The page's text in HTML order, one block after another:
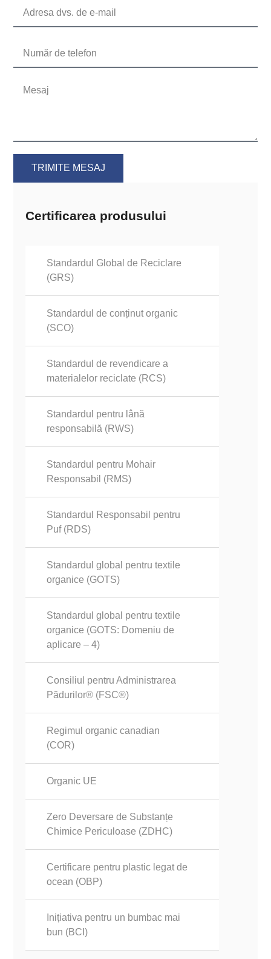
Certificarea produsului
Standardul Global de Reciclare
(GRS)
Standardul de conținut organic
(SCO)
Standardul de revendicare a
materialelor reciclate (RCS)
Standardul pentru lână
responsabilă (RWS)
Standardul pentru Mohair
Responsabil (RMS)
Standardul Responsabil pentru
Puf (RDS)
Standardul global pentru textile
organice (GOTS)
Standardul global pentru textile
organice (GOTS: Domeniu de
aplicare – 4)
Consiliul pentru Administrarea
Pădurilor® (FSC®)
Regimul organic canadian
(COR)
Organic UE
Zero Deversare de Substanțe
Chimice Periculoase (ZDHC)
Certificare pentru plastic legat de
ocean (OBP)
Inițiativa pentru un bumbac mai
bun (BCI)
TRIMITE MESAJ